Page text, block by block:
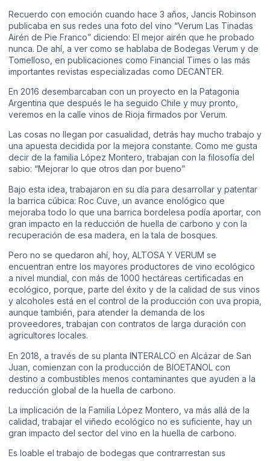
Recuerdo con emoción cuando hace 3 años, Jancis Robinson
publicaba en sus redes una foto del vino “Verum Las Tinadas
Airén de Pie Franco” diciendo: El mejor airén que he probado
nunca. De ahí, a ver como se hablaba de Bodegas Verum y de
Tomelloso, en publicaciones como Financial Times o las más
importantes revistas especializadas como DECANTER.
En 2016 desembarcaban con un proyecto en la Patagonia
Argentina que después le ha seguido Chile y muy pronto,
veremos en la calle vinos de Rioja firmados por Verum.
Las cosas no llegan por casualidad, detrás hay mucho trabajo y
una apuesta decidida por la mejora constante. Como me gusta
decir de la familia López Montero, trabajan con la filosofía del
sabio: “Mejorar lo que otros dan por bueno”
Bajo esta idea, trabajaron en su día para desarrollar y patentar
la barrica cúbica: Roc Cuve, un avance enológico que
mejoraba todo lo que una barrica bordelesa podía aportar, con
gran impacto en la reducción de huella de carbono y con la
recuperación de esa madera, en la tala de bosques.
Pero no se quedaron ahí, hoy, ALTOSA Y VERUM se
encuentran entre los mayores productores de vino ecológico
a nivel mundial, con más de 1000 hectáreas certificadas en
ecológico, porque, parte del éxito y de la calidad de sus vinos
y alcoholes está en el control de la producción con uva propia,
aunque también, para atender la demanda de los
proveedores, trabajan con contratos de larga duración con
agricultores locales.
En 2018, a través de su planta INTERALCO en Alcázar de San
Juan, comienzan con la producción de BIOETANOL con
destino a combustibles menos contaminantes que ayuden a la
reducción global de la huella de carbono.
La implicación de la Familia López Montero, va más allá de la
calidad, trabajar el viñedo ecológico no es suficiente, hay un
gran impacto del sector del vino en la huella de carbono.
Es loable el trabajo de bodegas que contrarrestan sus